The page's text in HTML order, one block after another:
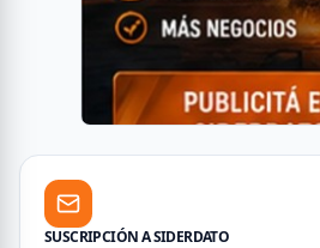
SUSCRIPCIÓN A SIDERDATO